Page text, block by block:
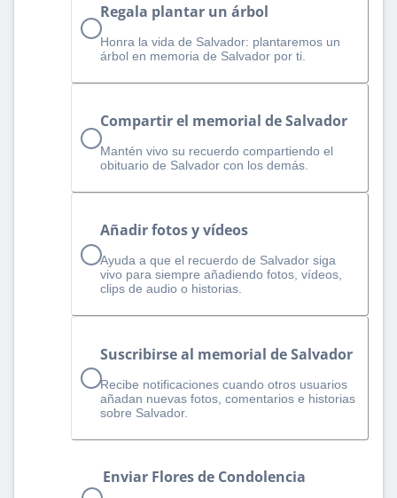
Regala plantar un árbol
Honra la vida de Salvador: plantaremos un
árbol en memoria de Salvador por ti.
Compartir el memorial de Salvador
Mantén vivo su recuerdo compartiendo el
obituario de Salvador con los demás.
Añadir fotos y vídeos
Ayuda a que el recuerdo de Salvador siga
vivo para siempre añadiendo fotos, vídeos,
clips de audio o historias.
Suscribirse al memorial de Salvador
Recibe notificaciones cuando otros usuarios
añadan nuevas fotos, comentarios e historias
sobre Salvador.
Enviar Flores de Condolencia